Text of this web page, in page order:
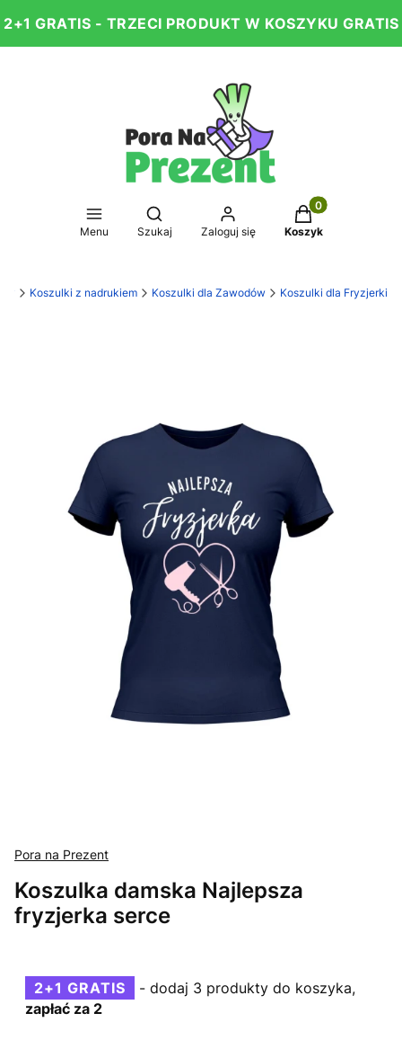
2+1 GRATIS - TRZECI PRODUKT W KOSZYKU GRATIS
Menu
Otwórz wyszukiwarkę
Szukaj Zaloguj się
Produkty w
Koszyk
Koszulki z nadrukiem Koszulki dla Zawodów Koszulki dla Fryzjerki
Pora na Prezent
Koszulka damska Najlepsza
fryzjerka serce
2+1 GRATIS
- dodaj 3 produkty do koszyka,
zapłać za 2